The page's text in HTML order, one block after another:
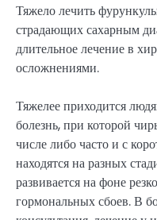
Тяжело лечить
страдающих сахарным
длительное лечение в
осложнениями.
Тяжелее приходится
болезнь, при которой
числе либо часто и с
находятся на разных
развивается на фоне
гормональных сбоев. В